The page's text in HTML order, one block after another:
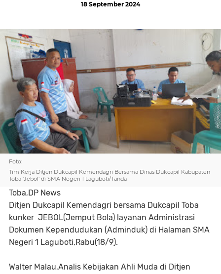
18 September 2024
Foto:
Tim Kerja Ditjen Dukcapil Kemendagri Bersama Dinas Dukcapil Kabupaten
Toba 'Jebol' di SMA Negeri 1 Laguboti/Tanda
Toba,DP News
Ditjen Dukcapil Kemendagri bersama Dukcapil Toba
kunker JEBOL(ܰJemput Bola) layanan Administrasi
Dokumen Kependudukan (Adminduk) di Halaman SMA
Negeri 1 Laguboti,Rabu(18/9).
Walter Malau,Analis Kebijakan Ahli Muda di Ditjen